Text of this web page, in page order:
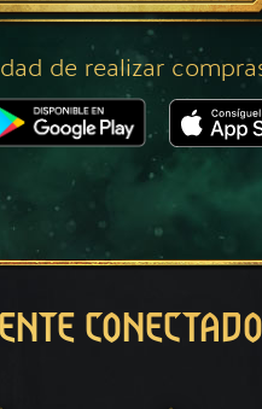
de realizar
CONECTADO